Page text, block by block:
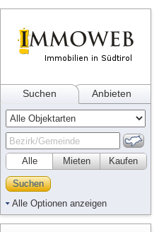
Suchen Anbieten
Alle Kaufen
Mieten
Suchen
Alle Optionen anzeigen